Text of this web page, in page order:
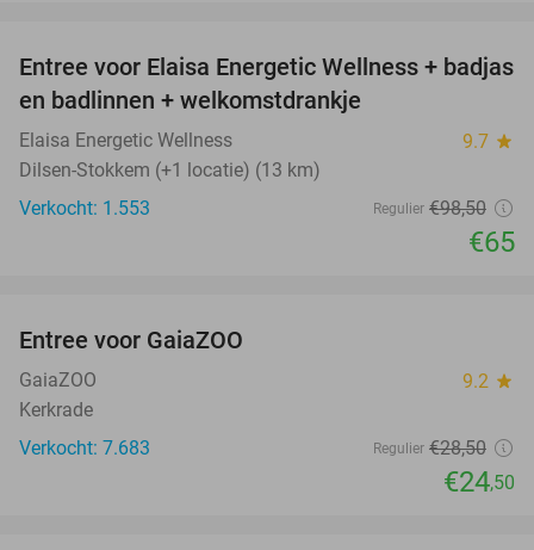
34%
Entree voor Elaisa Energetic Wellness + badjas
en badlinnen + welkomstdrankje
Elaisa Energetic Wellness 9.7 star
Dilsen-Stokkem (+1 locatie) (13 km)
Verkocht: 1.553
Regulier €98,50
€65
Entree voor GaiaZOO
GaiaZOO 9.2 star
Kerkrade
Verkocht: 7.683
Regulier €28,50
€24,50